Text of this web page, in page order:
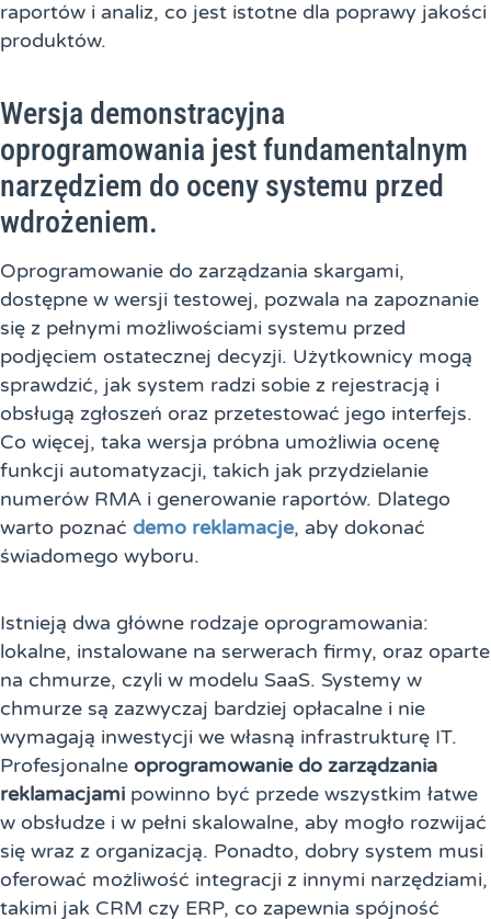
raportów i analiz, co jest istotne dla poprawy jakości
produktów.
Wersja demonstracyjna
oprogramowania jest fundamentalnym
narzędziem do oceny systemu przed
wdrożeniem.
Oprogramowanie do zarządzania skargami,
dostępne w wersji testowej, pozwala na zapoznanie
się z pełnymi możliwościami systemu przed
podjęciem ostatecznej decyzji. Użytkownicy mogą
sprawdzić, jak system radzi sobie z rejestracją i
obsługą zgłoszeń oraz przetestować jego interfejs.
Co więcej, taka wersja próbna umożliwia ocenę
funkcji automatyzacji, takich jak przydzielanie
numerów RMA i generowanie raportów. Dlatego
warto poznać demo reklamacje, aby dokonać
świadomego wyboru.
Istnieją dwa główne rodzaje oprogramowania:
lokalne, instalowane na serwerach firmy, oraz oparte
na chmurze, czyli w modelu SaaS. Systemy w
chmurze są zazwyczaj bardziej opłacalne i nie
wymagają inwestycji we własną infrastrukturę IT.
Profesjonalne oprogramowanie do zarządzania
reklamacjami powinno być przede wszystkim łatwe
w obsłudze i w pełni skalowalne, aby mogło rozwijać
się wraz z organizacją. Ponadto, dobry system musi
oferować możliwość integracji z innymi narzędziami,
takimi jak CRM czy ERP, co zapewnia spójność